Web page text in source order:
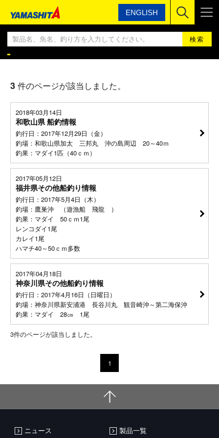
ENGLISH
ヤマシタ ヤマシタ釣果情報BLOG
ヤマシタ釣果情報
3 件のページが該当しました。
2018年03月14日
和歌山県 船釣情報
釣行日：2017年12月29日（金）
釣場：和歌山県加太 三邦丸 沖の島周辺 20～40ｍ
釣果：マダイ1匹（40ｃｍ）
2017年05月12日
福井県その他船釣り情報
釣行日：2017年5月4日（木）
釣場：鷹巣沖 （遊漁船 飛龍 ）
釣果：マダイ 50ｃｍ1尾
レンコダイ1尾
カレイ1尾
ハマチ40～50ｃｍ多数
2017年04月18日
神奈川県その他船釣り情報
釣行日：2017年4月16日（日曜日）
釣場：神奈川県新安浦港 長谷川丸 観音崎沖～第二海保沖
釣果：マダイ 28㎝ 1尾
3件のページが該当しました。
1
ニュース 製品一覧